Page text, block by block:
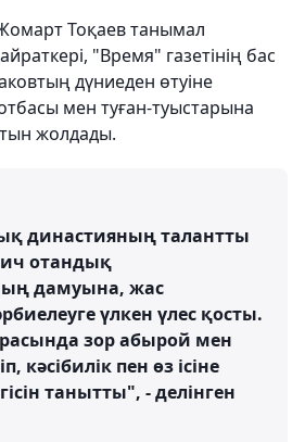
Тоқаев танымал
"Время" газетінің бас
дүниеден өтуіне
мен туған-туыстарына
жолдады.
династияның талантты
отандық
дамуына, жас
үлкен үлес қосты.
зор абырой мен
кәсібилік пен өз ісіне
танытты", - делінген